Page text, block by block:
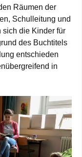
Räumen der
Schulleitung und
sich die Kinder für
des Buchtitels
entschieden
in